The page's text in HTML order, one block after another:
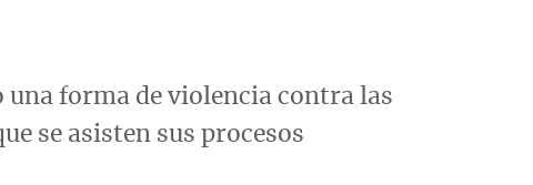
forma de violencia contra las
se asisten sus procesos